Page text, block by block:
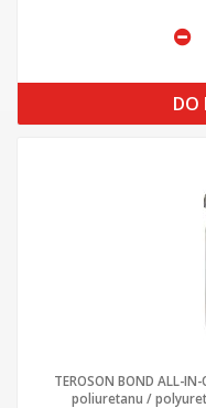
DO
TEROSON BOND ALL-
poliuretanu /